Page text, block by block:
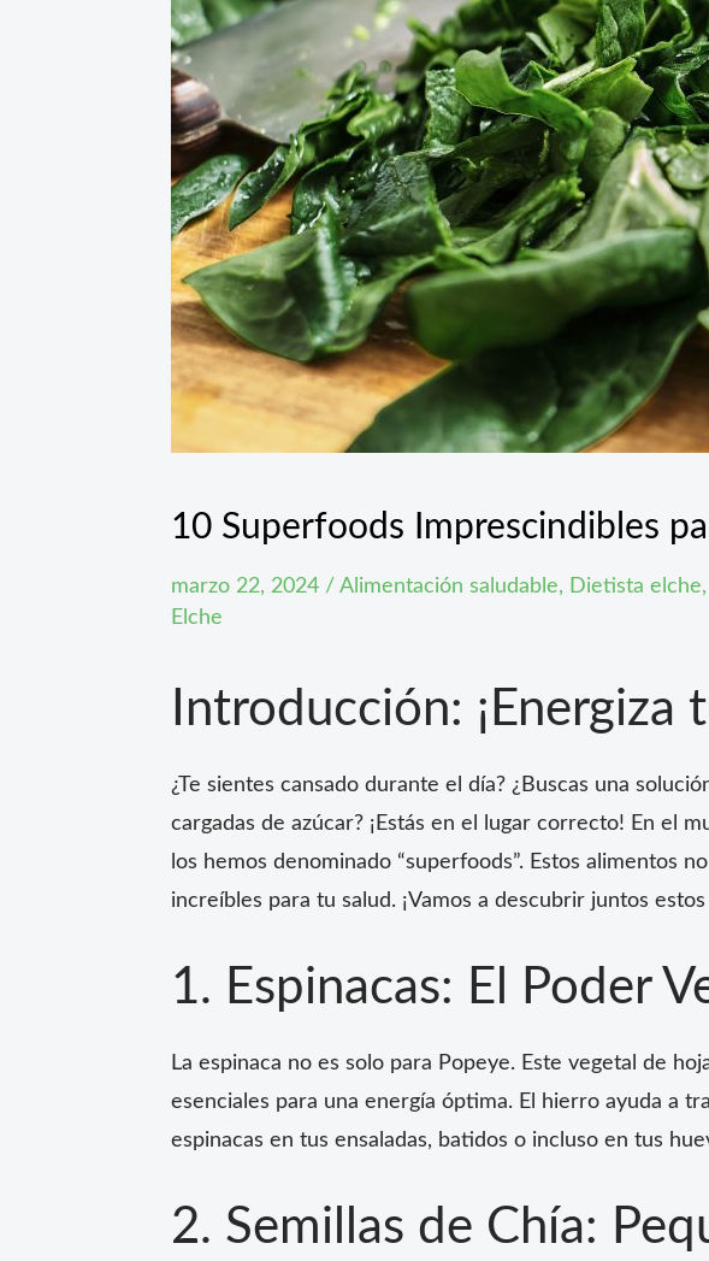
10 Superfoods Imprescindibles
marzo 22, 2024 / Alimentación saludable, Dietista elche,
Elche
Introducción: ¡Energiza
¿Te sientes cansado durante el día? ¿Buscas una
cargadas de azúcar? ¡Estás en el lugar correcto! En el
los hemos denominado “superfoods”. Estos alimentos
increíbles para tu salud. ¡Vamos a descubrir juntos
1. Espinacas: El Poder
La espinaca no es solo para Popeye. Este vegetal de
esenciales para una energía óptima. El hierro ayuda a
espinacas en tus ensaladas, batidos o incluso en tus
2. Semillas de Chía: